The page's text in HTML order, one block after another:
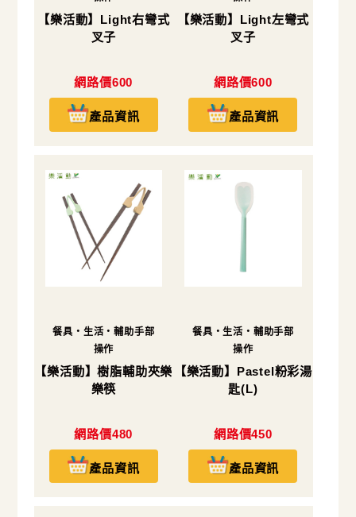
【樂活動】Light右彎式
叉子
網路價600
產品資訊
【樂活動】Light左彎式
叉子
網路價600
產品資訊
餐具・生活・輔助手部
操作
【樂活動】樹脂輔助夾樂
樂筷
網路價480
產品資訊
餐具・生活・輔助手部
操作
【樂活動】Pastel粉彩湯
匙(L)
網路價450
產品資訊